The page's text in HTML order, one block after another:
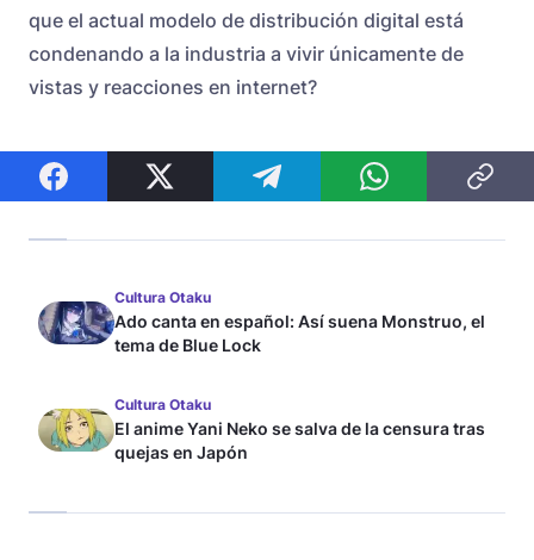
que el actual modelo de distribución digital está
condenando a la industria a vivir únicamente de
vistas y reacciones en internet?
Cultura Otaku
Ado canta en español: Así suena Monstruo, el
tema de Blue Lock
Cultura Otaku
El anime Yani Neko se salva de la censura tras
quejas en Japón